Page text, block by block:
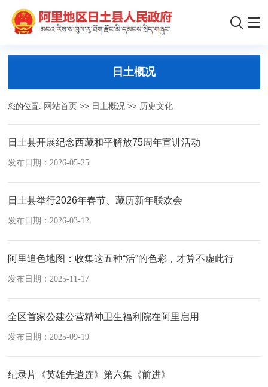
日土概况
您的位置: 网站首页 >> 日土概况 >> 历史文化
日土县开展纪念西藏和平解放75周年宣讲活动
发布日期：2026-05-25
日土县举行2026年春节、藏历新年联欢会
发布日期：2026-03-12
阿里追色地图：收集这五种“活”的色彩，才算不虚此行
发布日期：2025-11-17
全区首家公建公营精神卫生福利院在阿里启用
发布日期：2025-09-19
纪录片《英雄先遣连》第六集《前进》